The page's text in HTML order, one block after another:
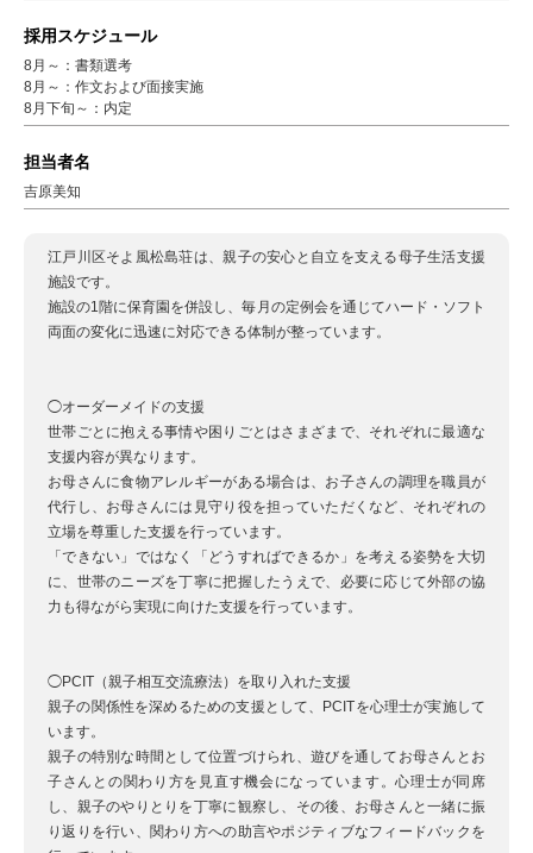
採用スケジュール
8月～：書類選考
8月～：作文および面接実施
8月下旬～：内定
担当者名
吉原美知
江戸川区そよ風松島荘は、親子の安心と自立を支える母子生活支援
施設です。
施設の1階に保育園を併設し、毎月の定例会を通じてハード・ソフト
両面の変化に迅速に対応できる体制が整っています。
◯オーダーメイドの支援
世帯ごとに抱える事情や困りごとはさまざまで、それぞれに最適な
支援内容が異なります。
お母さんに食物アレルギーがある場合は、お子さんの調理を職員が
代行し、お母さんには見守り役を担っていただくなど、それぞれの
立場を尊重した支援を行っています。
「できない」ではなく「どうすればできるか」を考える姿勢を大切
に、世帯のニーズを丁寧に把握したうえで、必要に応じて外部の協
力も得ながら実現に向けた支援を行っています。
◯PCIT（親子相互交流療法）を取り入れた支援
親子の関係性を深めるための支援として、PCITを心理士が実施して
います。
親子の特別な時間として位置づけられ、遊びを通してお母さんとお
子さんとの関わり方を見直す機会になっています。心理士が同席
し、親子のやりとりを丁寧に観察し、その後、お母さんと一緒に振
り返りを行い、関わり方への助言やポジティブなフィードバックを